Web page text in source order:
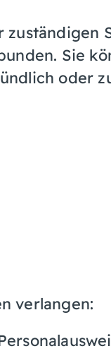
Sie
oder
verlangen: